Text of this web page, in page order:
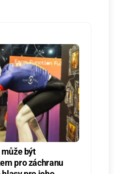
být
pro záchranu